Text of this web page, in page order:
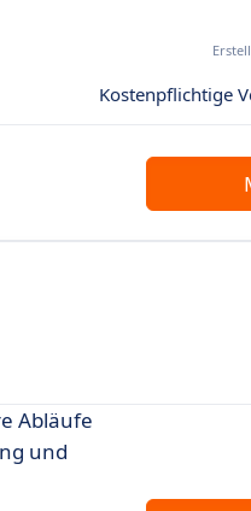
Kostenpflichtige
Abläufe
und